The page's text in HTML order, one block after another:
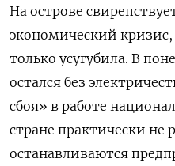
На острове
экономический кризис,
только усугубила. В
остался без
сбоя» в работе
стране практически не
останавливаются